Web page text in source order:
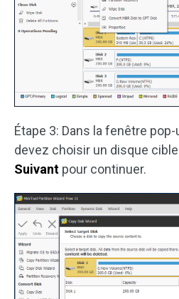
Étape 3: Dans la fenêtre
devez choisir un disque
Suivant pour continuer.